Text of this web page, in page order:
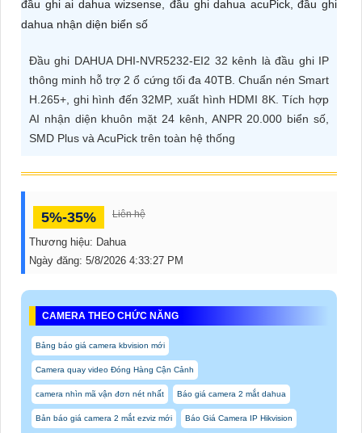
LẮP
ĐẶT
PHỤ
KIỆN
CAMERA
VẤN
DỊCH
Đầu ghi DAHUA DHI-NVR5232-EI2 32 kênh là đầu ghi IP
thông minh hỗ trợ 2 ổ cứng tối đa 40TB. Chuẩn nén Smart
H.265+, ghi hình đến 32MP, xuất hình HDMI 8K. Tích hợp
AI nhận diện khuôn mặt 24 kênh, ANPR 20.000 biển số,
SMD Plus và AcuPick trên toàn hệ thống
5%-35% Liên hệ
Thương hiệu: Dahua
Ngày đăng: 5/8/2026 4:33:27 PM
CAMERA THEO CHỨC NĂNG
Bảng báo giá camera kbvision mới
Camera quay video Đóng Hàng Cận Cảnh
camera nhìn mã vận đơn nét nhất Báo giá camera 2 mắt dahua
Bản báo giá camera 2 mắt ezviz mới Báo Giá Camera IP Hikvision